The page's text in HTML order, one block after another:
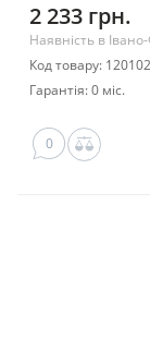
2 233 грн.
Наявність в
Код товару:
Гарантія: 0 міс.
0